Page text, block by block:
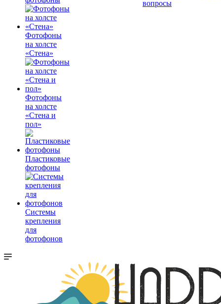
Фотофоны
на холсте
«Стена»
Фотофоны
на холсте
«Стена и
пол»
Пластиковые
фотофоны
Системы
крепления
для
фотофонов
вопросы